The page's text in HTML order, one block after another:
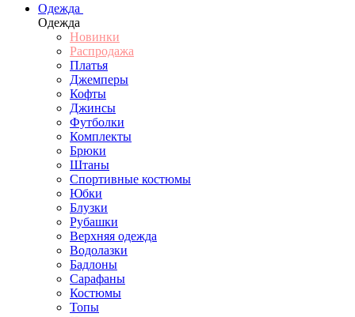
Одежда
Одежда
Новинки
Распродажа
Платья
Джемперы
Кофты
Джинсы
Футболки
Комплекты
Брюки
Штаны
Спортивные костюмы
Юбки
Блузки
Рубашки
Верхняя одежда
Водолазки
Бадлоны
Сарафаны
Костюмы
Топы